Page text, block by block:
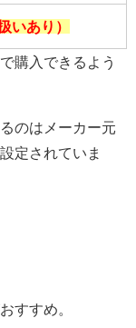
いあり）
購入できるよう
のはメーカー元
定されていま
すすめ。